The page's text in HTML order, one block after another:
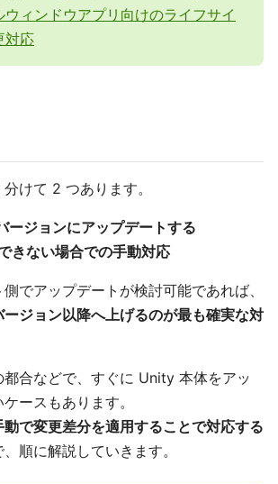
ウィンドウアプリ向けのライフサイ
対応
けて 2 つあります。
ージョンにアップデートする
きない場合での手動対応
でアップデートが検討可能であれば、
ージョン以降へ上げるのが最も確実な対
都合などで、すぐに Unity 本体をアッ
ースもあります。
動で変更差分を適用することで対応する
順に解説していきます。